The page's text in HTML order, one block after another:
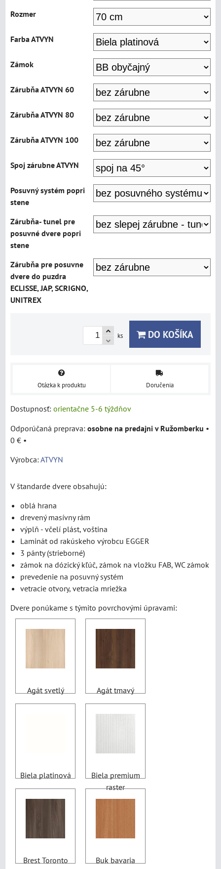
Rozmer
Farba ATVYN
Zámok
Zárubňa ATVYN 60
Zárubňa ATVYN 80
Zárubňa ATVYN 100
Spoj zárubne ATVYN
Posuvný systém popri
stene
Zárubňa- tunel pre
posuvné dvere popri
stene
Zárubňa pre posuvne
dvere do puzdra
ECLISSE, JAP, SCRIGNO,
UNITREX
ks DO KOŠÍKA
Otázka k produktu Doručenia
Dostupnosť: orientačne 5-6 týždňov
osobne na predajni v Ružomberku •
0 € •
Výrobca:ATVYN
V štandarde dvere obsahujú:
oblá hrana
drevený masívny rám
výplň - včelí plást, voština
Laminát od rakúskeho výrobcu EGGER
3 pánty (strieborné)
zámok na dózický kľúč, zámok na vložku FAB, WC zámok
prevedenie na posuvný systém
vetracie otvory, vetracia mriežka
Dvere ponúkame s týmito povrchovými úpravami:
Agát svetlý Agát tmavý
Biela platinová
Biela premium
raster
Brest Toronto Buk bavaria